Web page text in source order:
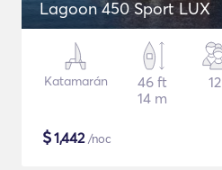
Lagoon 450 Sport LUX
Katamarán
46 ft
14 m
12
$1,442/noc